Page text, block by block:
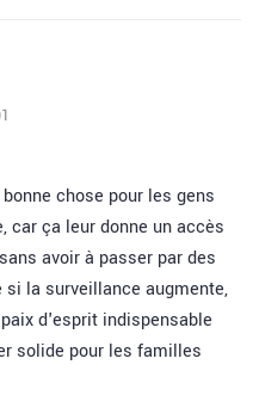
chose pour les gens
car ça leur donne un accès
avoir à passer par des
la surveillance augmente,
d'esprit indispensable
solide pour les familles